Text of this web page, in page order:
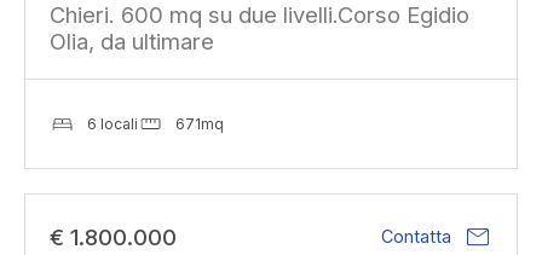
Chieri. 600 mq su due livelli.Corso Egidio
Olia, da ultimare
6 locali 671mq
€ 1.800.000 Contatta mail